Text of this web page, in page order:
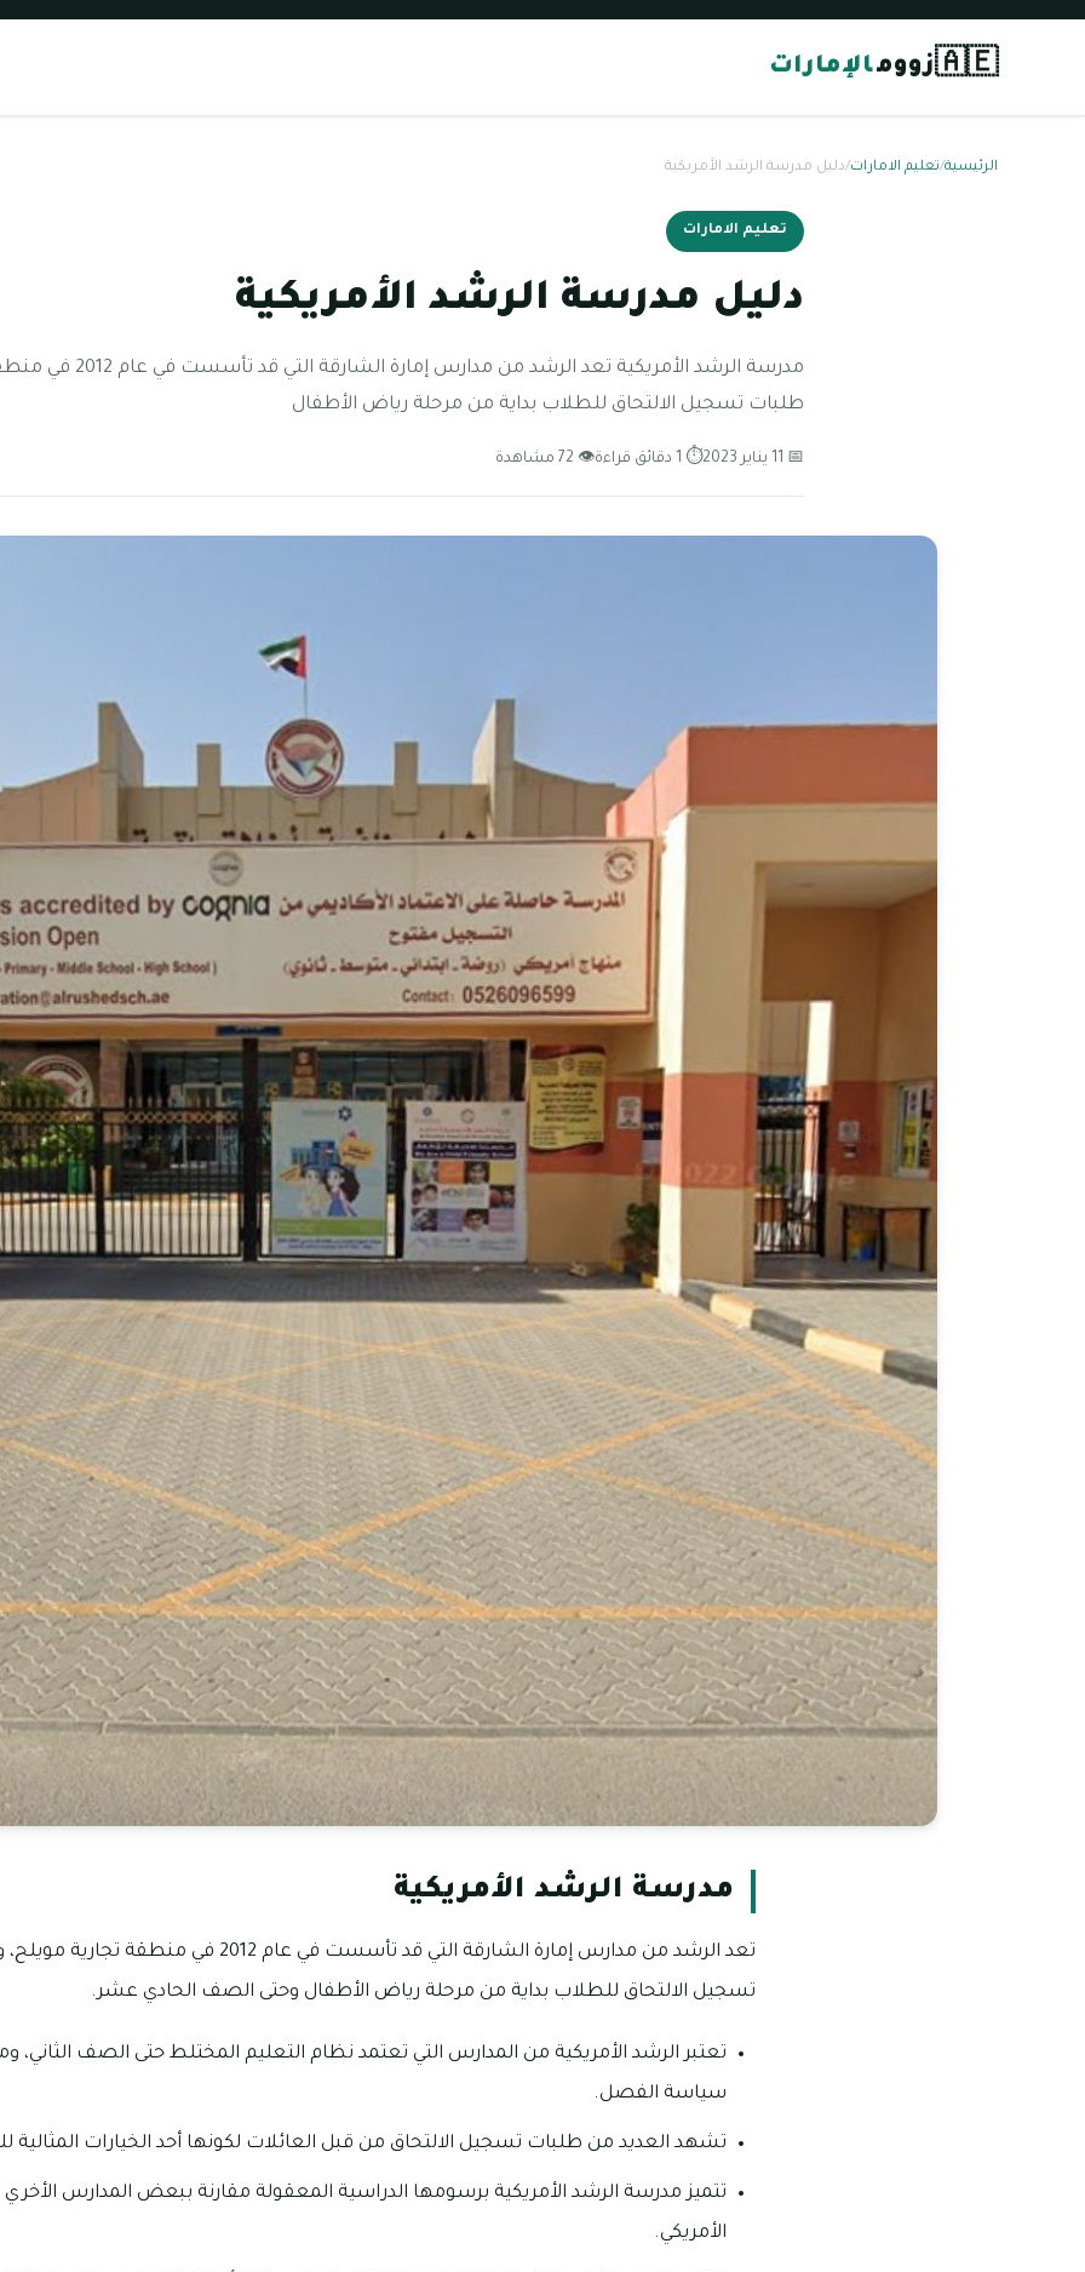
🇦🇪زوومالإمارات
الرئيسية/تعليم الامارات/دليل مدرسة الرشد الأمريكية
تعليم الامارات
دليل مدرسة الرشد الأمريكية
مدرسة الرشد الأمريكية
طلبات تسجيل الالتحاق للطلاب بداية من مرحلة رياض الأطفال
📅 11 يناير 2023 ⏱ 1 دقائق قراءة 👁 72 مشاهدة
مدرسة الرشد الأمريكية
تعد الرشد من مدارس إمارة الشارقة التي قد تأسست في عام
تسجيل الالتحاق للطلاب بداية من مرحلة رياض الأطفال وحتى الصف الحادي عشر.
تعتبر الرشد الأمريكية من المدارس التي تعتمد نظام التعليم المختلط حتى الصف الثاني،
سياسة الفصل.
تشهد العديد من طلبات تسجيل الالتحاق من قبل العائلات لكونها أحد الخيارات المثالية
تتميز مدرسة الرشد الأمريكية برسومها الدراسية المعقولة مقارنة ببعض المدارس الأخري
الأمريكي.